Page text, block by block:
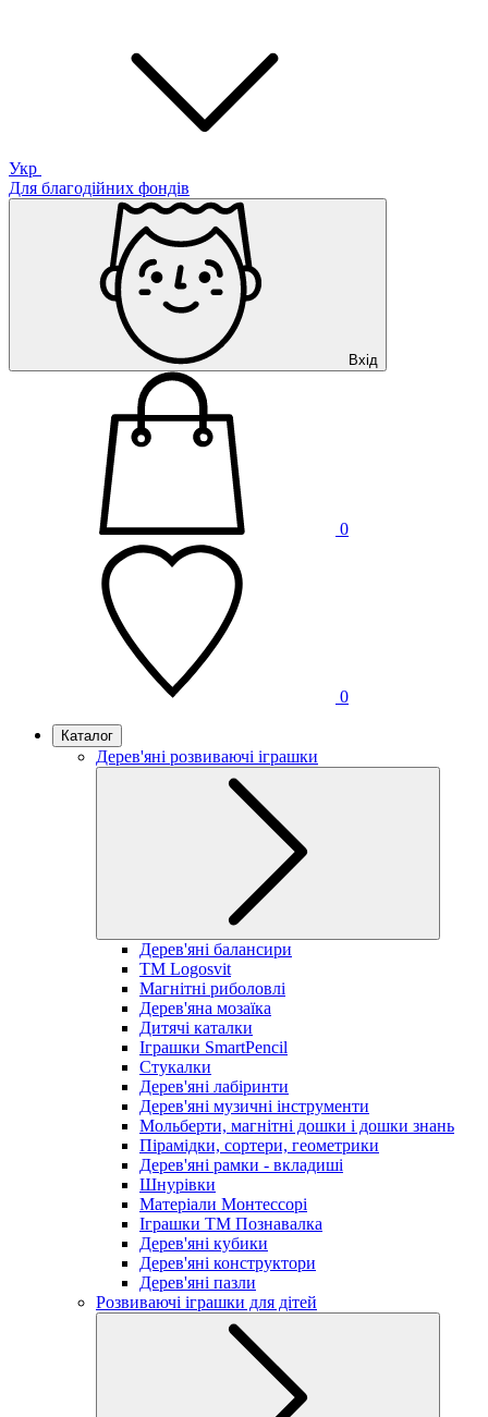
Укр
Для благодійних фондів
Вхід
0
0
Каталог
Дерев'яні розвиваючі іграшки
Дерев'яні балансири
TM Logosvit
Магнітні риболовлі
Дерев'яна мозаїка
Дитячі каталки
Іграшки SmartPencil
Стукалки
Дерев'яні лабіринти
Дерев'яні музичні інструменти
Мольберти, магнітні дошки і дошки знань
Пірамідки, сортери, геометрики
Дерев'яні рамки - вкладиші
Шнурівки
Матеріали Монтессорі
Іграшки ТМ Познавалка
Дерев'яні кубики
Дерев'яні конструктори
Дерев'яні пазли
Розвиваючі іграшки для дітей